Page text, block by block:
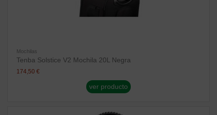
Mochilas
Tenba Solstice V2 Mochila 20L Negra
174,50 €
ver producto